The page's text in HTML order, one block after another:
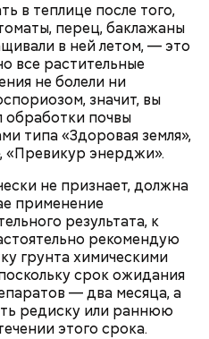
в теплице после того,
перец, баклажаны
в ней летом, — это
все растительные
не болели ни
значит, вы
обработки почвы
типа «Здоровая земля»,
«Превикур энерджи».
не признает, должна
применение
результата, к
рекомендую
грунта химическими
срок ожидания
— два месяца, а
редиску или раннюю
этого срока.
до корки, потому что
нитраты. И важно
отравиться, добавила